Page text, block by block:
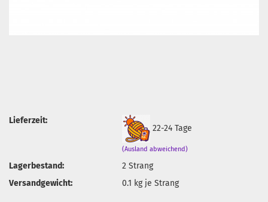
Lieferzeit:
22-24 Tage
(Ausland abweichend)
Lagerbestand: 2Strang
Versandgewicht:
0.1 kg je Strang